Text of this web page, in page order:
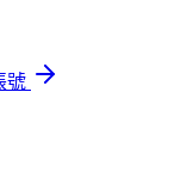
號